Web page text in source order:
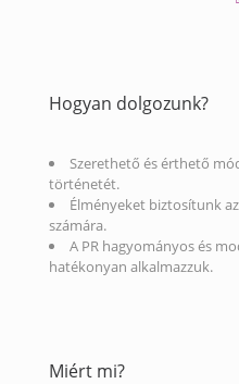
Hogyan dolgozunk?
Szerethető és érthető
történetét.
Élményeket biztosítunk
számára.
A PR hagyományos és
hatékonyan alkalmazzuk.
Miért mi?